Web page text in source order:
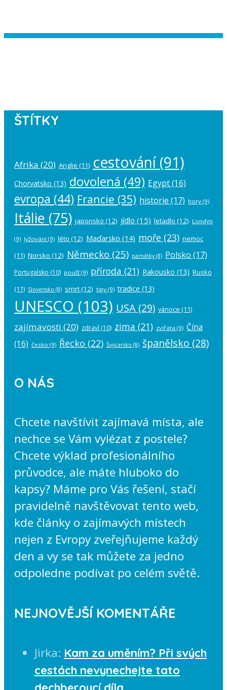
ŠTÍTKY
Afrika (20) Anglie (11) cestování(91)
Chorvatsko (13) dovolená (49) Egypt(16)
evropa (44) Francie (35) historie (17) hory (9)
Itálie (75) japonsko (12) jídlo (15) letadlo (12) Londýn
(9) lyžování (9) léto (12) Maďarsko (14) moře (23) nemoc
(11) Norsko (12) Německo (25) památky(8) Polsko (17)
Portugalsko (10) poušť(9) příroda (21) Rakousko (13) Rusko
(11) Slovensko (8) smrt(12) tipy (9) tradice (13)
UNESCO (103) USA (29) vánoce (11)
zajímavosti (20) zdraví (10) zima (21) zvířata (9) Čína
(16) česko (9) Řecko (22) Švýcarsko (8) španělsko (28)
O NÁS
Chcete navštívit zajímavá místa, ale
nechce se Vám vylézat z postele?
Chcete výklad profesionálního
průvodce, ale máte hluboko do
kapsy? Máme pro Vás řešení, stačí
pravidelně navštěvovat tento web,
kde články o zajímavých místech
nejen z Evropy zveřejňujeme každý
den a vy se tak můžete za jedno
odpoledne podívat po celém světě.
NEJNOVĚJŠÍ KOMENTÁŘE
Jirka: Kam za uměním? Při svých
cestách nevynechejte tato